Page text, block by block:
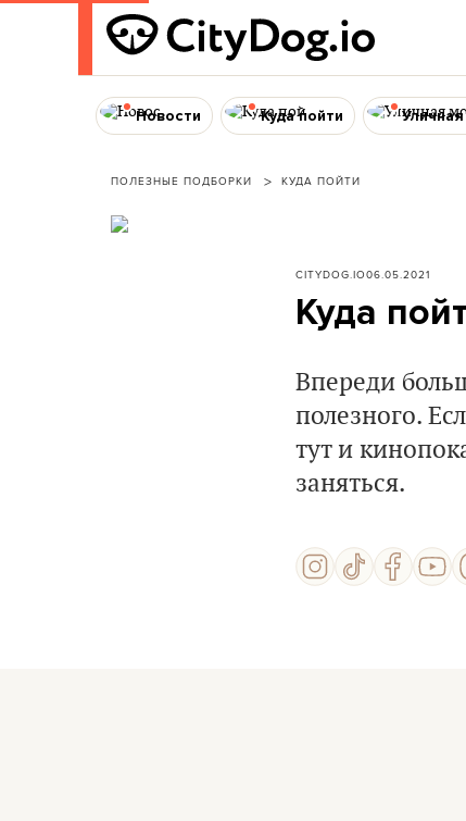
Новости Куда пойти
ПОЛЕЗНЫЕ ПОДБОРКИ КУДА ПОЙТИ
CITYDOG.IO06.05.2021
Куда
Впереди
полезного.
тут и
заняться.